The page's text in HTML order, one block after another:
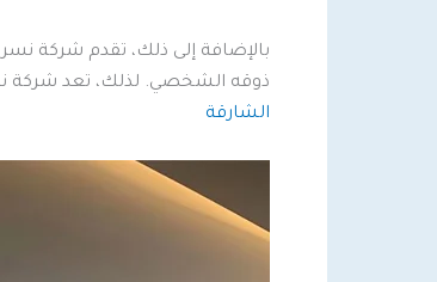
بالإضافة إلى ذلك، تقدم شركة
ذوقه الشخصي. لذلك، تعد شركة
الشارقة